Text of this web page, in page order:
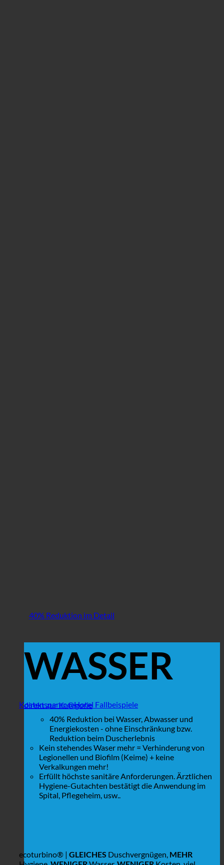
40% Reduktion im Detail
WASSER
direkt zur Kategorie
Kostensparer @Hotel Fallbeispiele
40% Reduktion bei Wasser, Abwasser und
Energiekosten - ohne Einschränkung bzw.
Reduktion beim Duscherlebnis
Kein stehendes Waser mehr = Verhinderung von
Legionellen und Biofilm (Keime) + keine
Verkalkungen mehr!
Erfüllt höchste sanitäre Anforderungen. Ärztlichen
Hygiene-Gutachten bestätigt die Anwendung im
Spital, Pflegeheim, usw..
ecoturbino® | GLEICHES Duschvergnügen, MEHR